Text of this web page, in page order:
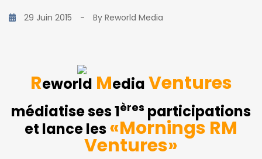
29 Juin 2015 - By Reworld Media
Reworld Media Ventures
médiatise ses 1ères participations
et lance les«Mornings RM
Ventures»